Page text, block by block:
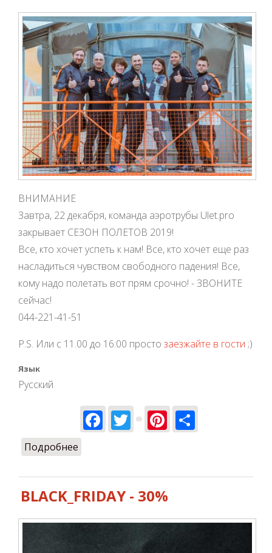
ВНИМАНИЕ
Завтра, 22 декабря, команда аэротрубы Ulet.pro
закрывает СЕЗОН ПОЛЕТОВ 2019!
Все, кто хочет успеть к нам! Все, кто хочет еще раз
насладиться чувством свободного падения! Все,
кому надо полетать вот прям срочно! - ЗВОНИТЕ
сейчас!
044-221-41-51
P.S. Или с 11.00 до 16:00 просто заезжайте в гости ;)
Язык
Русский
Facebook
TwitterPinterest
Подробнее
BLACK_FRIDAY - 30%